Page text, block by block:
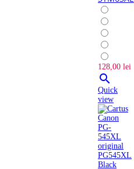
128,00 lei

Quick
view